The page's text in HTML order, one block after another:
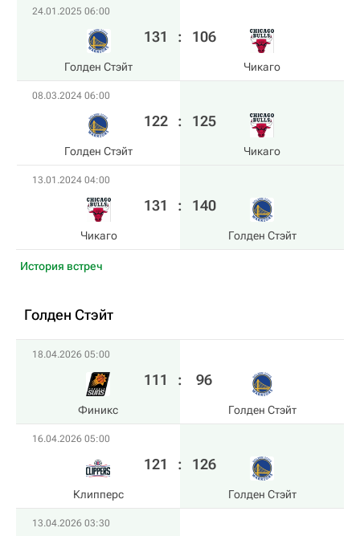
24.01.2025 06:00
Голден Стэйт
131 : 106
Чикаго
08.03.2024 06:00
Голден Стэйт
122 : 125
Чикаго
13.01.2024 04:00
Чикаго
131 : 140
Голден Стэйт
История встреч
Голден Стэйт
18.04.2026 05:00
Финикс
111 : 96
Голден Стэйт
16.04.2026 05:00
Клипперс
121 : 126
Голден Стэйт
13.04.2026 03:30